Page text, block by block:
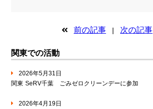
前の記事 | 次の記事
関東での活動
2026年5月31日
関東 SeRV千葉 ごみゼロクリーンデーに参加
2026年4月19日